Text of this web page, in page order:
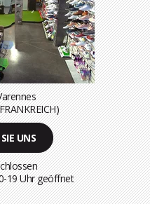
UNS
19 Uhr geöffnet